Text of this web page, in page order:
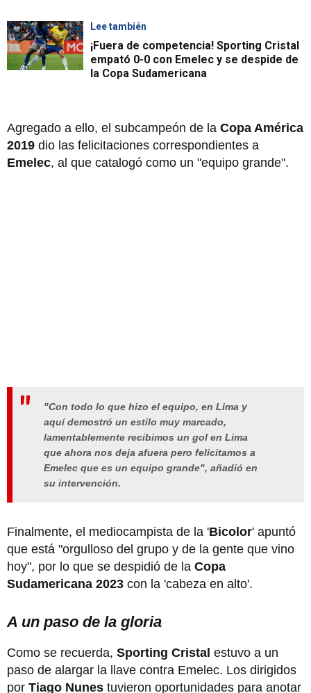
Lee también
¡Fuera de competencia! Sporting Cristal
empató 0-0 con Emelec y se despide de
la Copa Sudamericana
Agregado a ello, el subcampeón de la Copa América
2019 dio las felicitaciones correspondientes a
Emelec, al que catalogó como un "equipo grande".
"Con todo lo que hizo el equipo, en Lima y
aquí demostró un estilo muy marcado,
lamentablemente recibimos un gol en Lima
que ahora nos deja afuera pero felicitamos a
Emelec que es un equipo grande", añadió en
su intervención.
Finalmente, el mediocampista de la 'Bicolor' apuntó
que está "orgulloso del grupo y de la gente que vino
hoy", por lo que se despidió de la Copa
Sudamericana 2023 con la 'cabeza en alto'.
A un paso de la gloria
Como se recuerda, Sporting Cristal estuvo a un
paso de alargar la llave contra Emelec. Los dirigidos
por Tiago Nunes tuvieron oportunidades para anotar